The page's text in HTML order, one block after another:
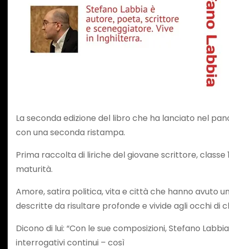
La seconda edizione del libro che ha lanciato nel
con una seconda ristampa.
Prima raccolta di liriche del giovane scrittore, classe
maturità.
Amore, satira politica, vita e città che hanno avuto
descritte da risultare profonde e vivide agli occhi di
Dicono di lui: “Con le sue composizioni, Stefano
interrogativi continui – così